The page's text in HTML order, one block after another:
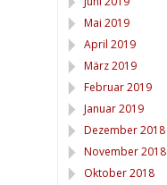
Mai 2019
April 2019
März 2019
Februar 2019
Januar 2019
Dezember 2018
November 2018
Oktober 2018